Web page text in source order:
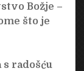
Božje –
što je
s radošću